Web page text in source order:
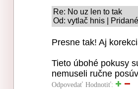
Re: No uz len to tak
Od: vytlač hnis |
Presne tak! Aj
Tieto úbohé pokusy
nemuseli ručne
Odpovedať Hodnotiť: